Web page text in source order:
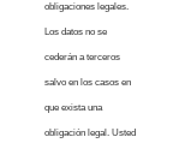
obligaciones legales.
Los datos no se
cederán a terceros
salvo en los casos en
que exista una
obligación legal. Usted